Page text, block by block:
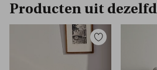
Producten uit
Toevoegen